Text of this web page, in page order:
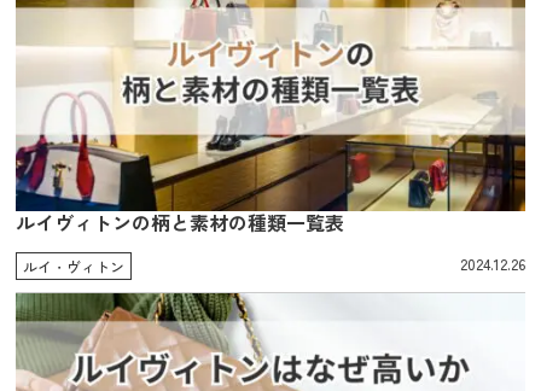
ルイヴィトンの柄と素材の種類一覧表
ルイ・ヴィトン 2024.12.26